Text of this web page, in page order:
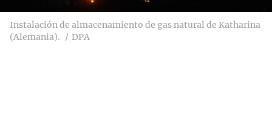
Instalación de almacenamiento de gas natural de Katharina
(Alemania).
DPA